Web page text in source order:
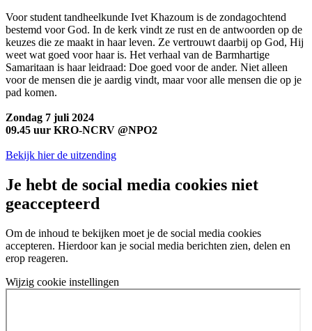
Voor student tandheelkunde Ivet Khazoum is de zondagochtend
bestemd voor God. In de kerk vindt ze rust en de antwoorden op de
keuzes die ze maakt in haar leven. Ze vertrouwt daarbij op God, Hij
weet wat goed voor haar is. Het verhaal van de Barmhartige
Samaritaan is haar leidraad: Doe goed voor de ander. Niet alleen
voor de mensen die je aardig vindt, maar voor alle mensen die op je
pad komen.
Zondag 7 juli 2024
09.45 uur KRO-NCRV @NPO2
Bekijk hier de uitzending
Je hebt de social media cookies niet
geaccepteerd
Om de inhoud te bekijken moet je de social media cookies
accepteren. Hierdoor kan je social media berichten zien, delen en
erop reageren.
Wijzig cookie instellingen